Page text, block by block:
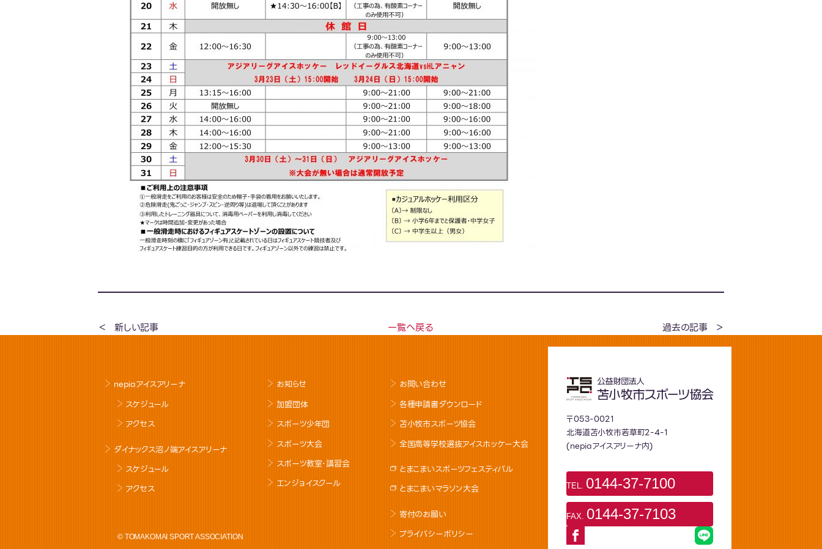
新しい記事 一覧へ戻る 過去の記事
nepiaアイスアリーナ
スケジュール
アクセス
ダイナックス沼ノ端アイスアリーナ
スケジュール
アクセス
お知らせ
加盟団体
スポーツ少年団
スポーツ大会
スポーツ教室･講習会
エンジョイスクール
お問い合わせ
各種申請書ダウンロード
苫小牧市スポーツ協会
全国高等学校選抜アイスホッケー大会
とまこまいスポーツフェスティバル
とまこまいマラソン大会
寄付のお願い
プライバシーポリシー
〒053-0021
北海道苫小牧市若草町2-4-1
(nepiaアイスアリーナ内)
TEL. 0144-37-7100
FAX. 0144-37-7103
© TOMAKOMAI SPORT ASSOCIATION